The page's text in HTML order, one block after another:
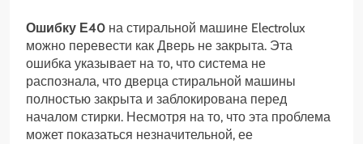
Ошибку Е40 на стиральной машине Electrolux
можно перевести как Дверь не закрыта. Эта
ошибка указывает на то, что система не
распознала, что дверца стиральной машины
полностью закрыта и заблокирована перед
началом стирки. Несмотря на то, что эта проблема
может показаться незначительной, ее